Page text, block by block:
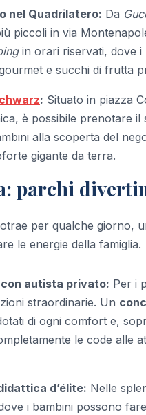
nel Quadrilatero: Da
piccoli in via
in orari riservati, dove i
e succhi di frutta
: Situato in piazza
è possibile prenotare
alla scoperta del
gigante da terra.
parchi
per qualche giorno,
le energie della famiglia.
con autista privato: Per i
straordinarie. Un
di ogni comfort e,
le code alle
d’élite: Nelle
i bambini possono